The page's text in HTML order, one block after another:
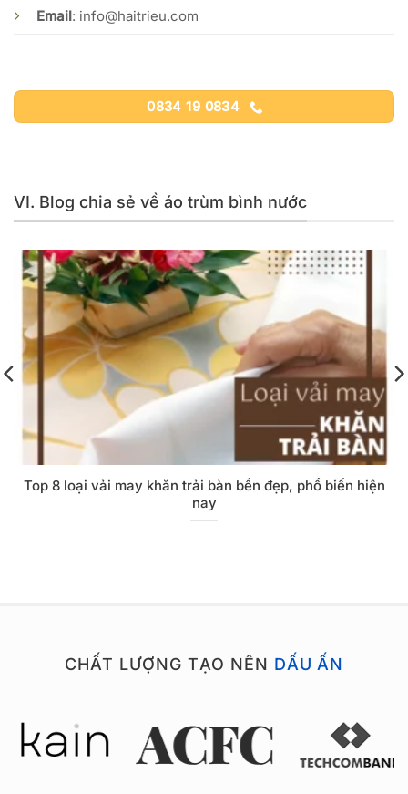
Email: info@haitrieu.com
0834 19 0834
VI. Blog chia sẻ về áo trùm bình nước
Top 8 loại vải may khăn trải bàn bền đẹp, phổ biến hiện
nay
CHẤT LƯỢNG TẠO NÊN DẤU ẤN